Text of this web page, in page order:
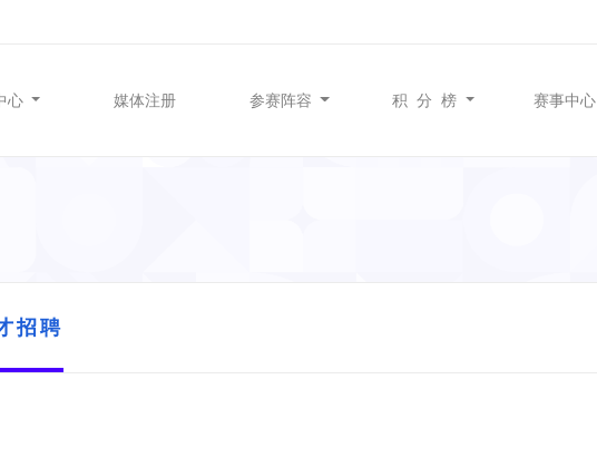
心 媒体注册 参赛阵容 积 分 榜 赛事中心
招聘